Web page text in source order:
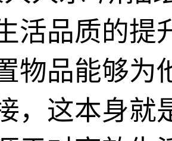
活品质的提
物品能够为
，这本身就